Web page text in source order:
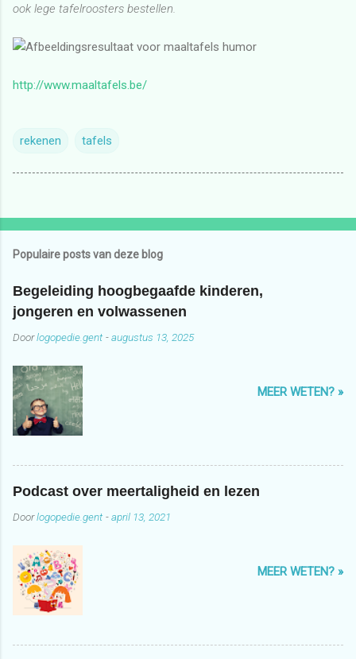
ook lege tafelroosters bestellen.
http://www.maaltafels.be/
rekenen tafels
Populaire posts van deze blog
Begeleiding hoogbegaafde kinderen,
jongeren en volwassenen
Doorlogopedie.gent -augustus 13, 2025
MEER WETEN? »
Podcast over meertaligheid en lezen
Doorlogopedie.gent -april 13, 2021
MEER WETEN? »